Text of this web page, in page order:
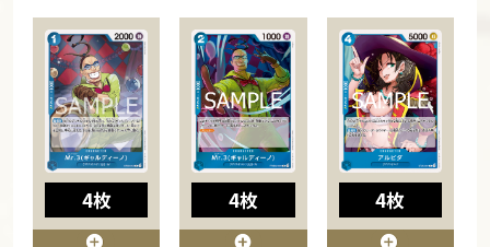
4枚 4枚 4枚